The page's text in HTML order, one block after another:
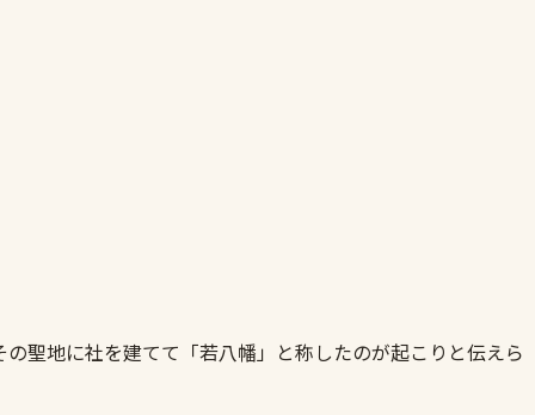
聖地に社を建てて「若八幡」と称したのが起こりと伝えら